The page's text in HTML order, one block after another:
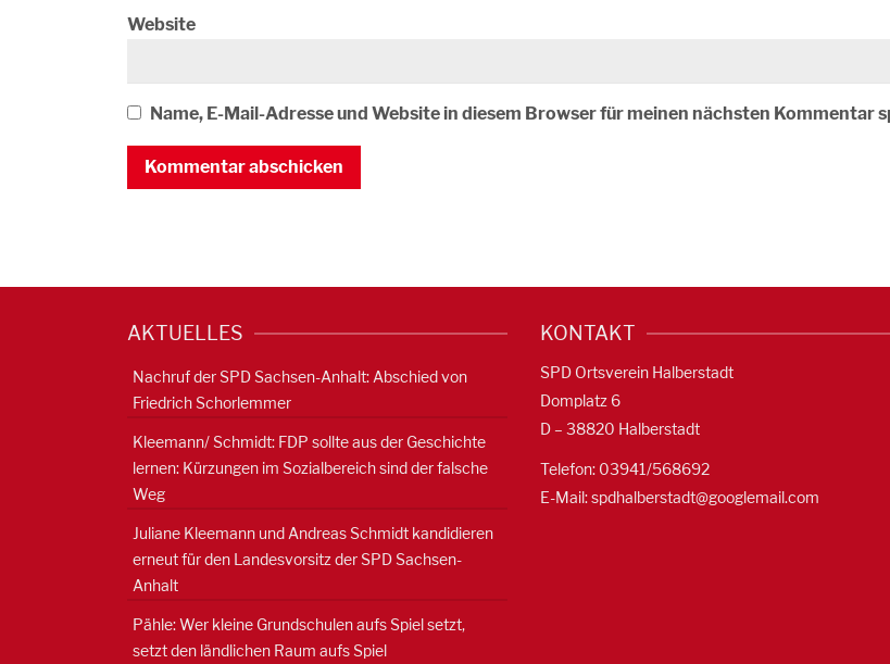
Website
Name, E-Mail-Adresse und Website in diesem Browser für meinen nächsten Kommentar
AKTUELLES
Nachruf der SPD Sachsen-Anhalt: Abschied von
Friedrich Schorlemmer
Kleemann/ Schmidt: FDP sollte aus der Geschichte
lernen: Kürzungen im Sozialbereich sind der falsche
Weg
Juliane Kleemann und Andreas Schmidt kandidieren
erneut für den Landesvorsitz der SPD Sachsen-
Anhalt
Pähle: Wer kleine Grundschulen aufs Spiel setzt,
setzt den ländlichen Raum aufs Spiel
KONTAKT
SPD Ortsverein Halberstadt
Domplatz 6
D – 38820 Halberstadt
Telefon: 03941/568692
E-Mail:spdhalberstadt@googlemail.com